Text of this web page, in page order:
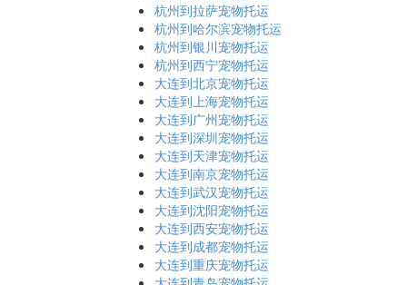
杭州到拉萨宠物托运
杭州到哈尔滨宠物托运
杭州到银川宠物托运
杭州到西宁宠物托运
大连到北京宠物托运
大连到上海宠物托运
大连到广州宠物托运
大连到深圳宠物托运
大连到天津宠物托运
大连到南京宠物托运
大连到武汉宠物托运
大连到沈阳宠物托运
大连到西安宠物托运
大连到成都宠物托运
大连到重庆宠物托运